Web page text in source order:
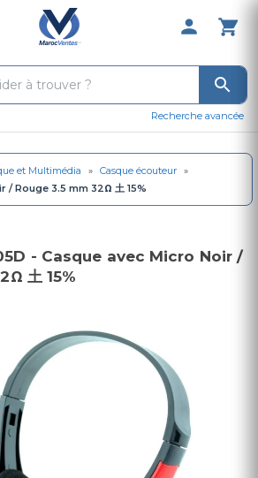
0 Produit
Recherche avancée
et Multimédia » Casque écouteur »
/ Rouge 3.5 mm 32Ω 土 15%
- Casque avec Micro Noir /
土 15%